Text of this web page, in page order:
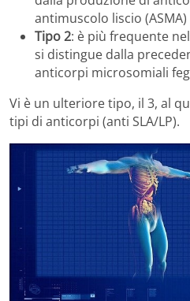
antimuscolo liscio (ASMA)
Tipo 2: è più frequente
si distingue dalla
anticorpi microsomiali
Vi è un ulteriore tipo, il 3, al
tipi di anticorpi (anti SLA/LP).